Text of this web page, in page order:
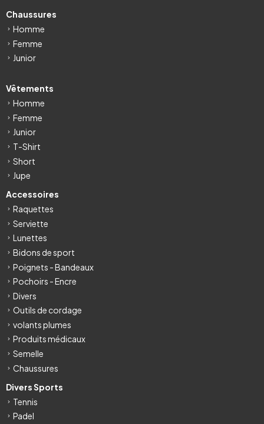
Chaussures
Homme
Femme
Junior
Vêtements
Homme
Femme
Junior
T-Shirt
Short
Jupe
Accessoires
Raquettes
Serviette
Lunettes
Bidons de sport
Poignets - Bandeaux
Pochoirs - Encre
Divers
Outils de cordage
volants plumes
Produits médicaux
Semelle
Chaussures
Divers Sports
Tennis
Padel